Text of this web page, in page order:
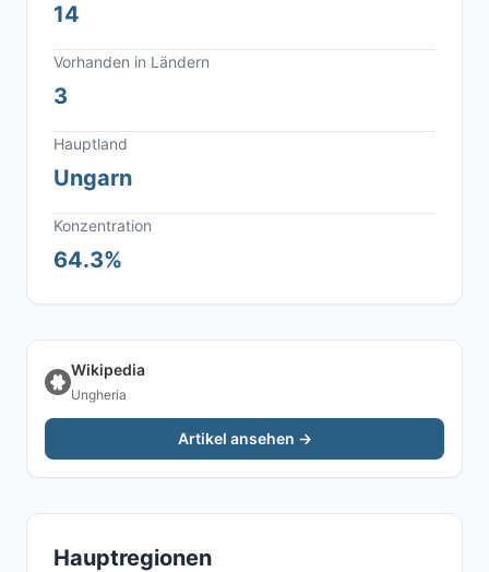
14
Vorhanden in Ländern
3
Hauptland
Ungarn
Konzentration
64.3%
Wikipedia
Ungheria
Artikel ansehen →
Hauptregionen